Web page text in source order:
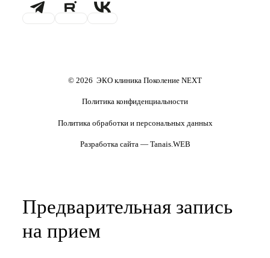
Проживание
Обследования перед ЭКО,
© 2026 ЭКО клиника Поколение NEXT
Политика конфиденциальности
Политика обработки и персональных данных
Разработка сайта — Tanais.WEB
Предварительная запись
на прием